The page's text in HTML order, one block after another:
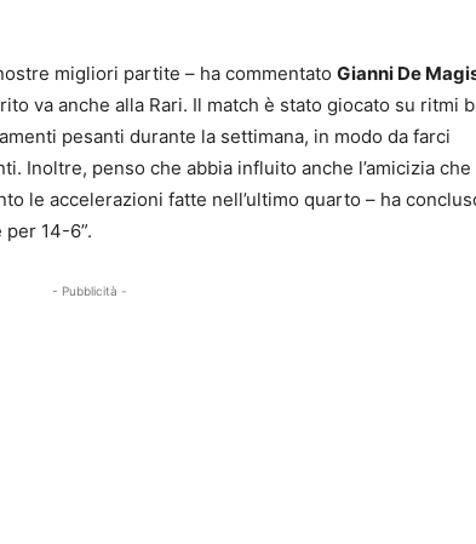
migliori partite – ha commentato Gianni De
va anche alla Rari. Il match è stato giocato su ritmi
pesanti durante la settimana, in modo da farci
Inoltre, penso che abbia influito anche l’amicizia che
le accelerazioni fatte nell’ultimo quarto – ha
14-6”.
- Pubblicità -